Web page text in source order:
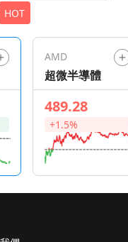
HOT
AMD
超微半導體
489.28
+1.5%